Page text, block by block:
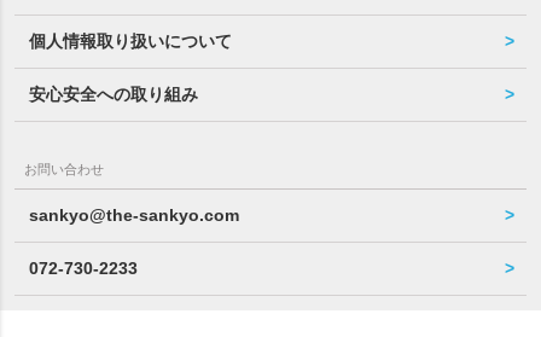
個人情報取り扱いについて
安心安全への取り組み
お問い合わせ
sankyo@the-sankyo.com
072-730-2233